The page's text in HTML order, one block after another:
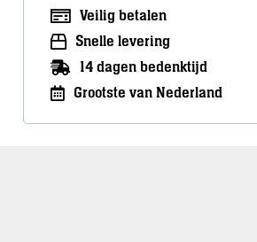
Veilig betalen
Snelle levering
14 dagen bedenktijd
Grootste van Nederland